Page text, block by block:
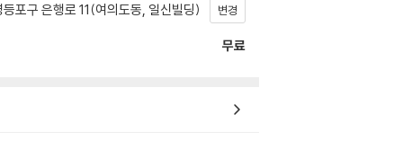
포구 은행로 11(여의도동, 일신빌딩) 변경
무료